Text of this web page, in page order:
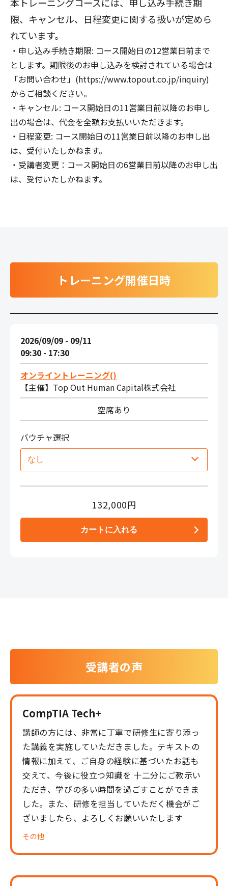
限、キャンセル、日程変更に関する扱いが定めら
れています。
申し込み手続き期限: コース開始日の12営業日前まで
とします。期限後のお申し込みを検討されている場合は
「お問い合わせ」(https://www.topout.co.jp/inquiry)
からご相談ください。
キャンセル: コース開始日の11営業日前以降のお申し
出の場合は、代金を全額お支払いいただきます。
日程変更: コース開始日の11営業日前以降のお申し出
は、受付いたしかねます。
受講者変更：コース開始日の6営業日前以降のお申し出
は、受付いたしかねます。
トレーニング開催日時
2026/09/09 - 09/11
09:30 - 17:30
オンライントレーニング()
【主催】Top Out Human Capital株式会社
空席あり
132,000円
受講者の声
CompTIA Tech+
講師の方には、非常に丁寧で研修生に寄り添っ
た講義を実施していただきました。テキストの
情報に加えて、ご自身の経験に基づいたお話も
交えて、今後に役立つ知識を 十二分にご教示い
ただき、学びの多い時間を過ごすことができま
した。また、研修を担当していただく機会がご
ざいましたら、よろしくお願いいたします
その他